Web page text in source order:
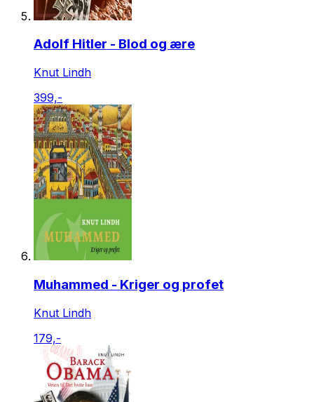
Adolf Hitler - Blod og ære
Knut Lindh
399,-
Muhammed - Kriger og profet
Knut Lindh
179,-